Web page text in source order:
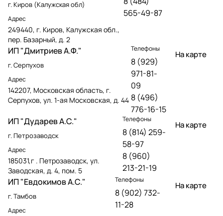
г. Киров (Калужская обл)
Адрес
249440, г. Киров, Калужская обл.,
пер. Базарный, д. 2
565-49-87
ИП "Дмитриев А.Ф."
г. Серпухов
Адрес
142207, Московская область, г.
Серпухов, ул. 1-ая Московская, д. 44
Телефоны
8 (929)
971-81-
09
8 (496)
776-16-15
На карте
ИП "Дударев А.С."
г. Петрозаводск
Адрес
185031,г . Петрозаводск, ул.
Заводская, д. 4, пом. 5
Телефоны
8 (814) 259-
58-97
8 (960)
213-21-19
На карте
ИП "Евдокимов А.С."
г. Тамбов
Адрес
Телефоны
8 (902) 732-
11-28
На карте